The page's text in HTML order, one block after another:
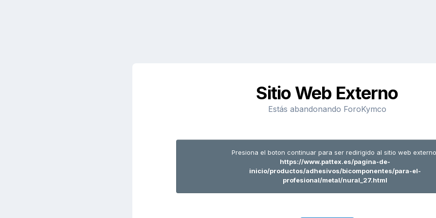
Sitio Web Externo
Estás abandonando ForoKymco
Presiona el boton continuar para ser redirigido al sitio web
https://www.pattex.es/pagina-de-
inicio/productos/adhesivos/bicomponentes/para-el-
profesional/metal/nural_27.html